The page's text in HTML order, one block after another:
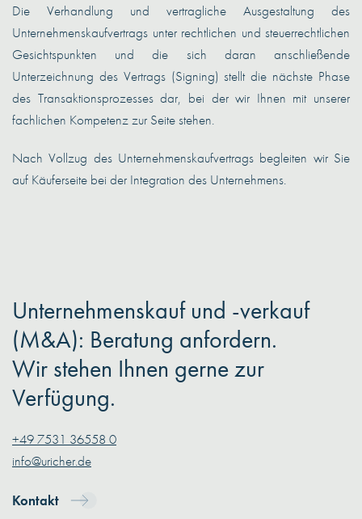
Die Verhandlung und vertragliche Ausgestaltung des
Unternehmenskaufvertrags unter rechtlichen und steuerrechtlichen
Gesichtspunkten und die sich daran anschließende
Unterzeichnung des Vertrags (Signing) stellt die nächste Phase
des Transaktionsprozesses dar, bei der wir Ihnen mit unserer
fachlichen Kompetenz zur Seite stehen.
Nach Vollzug des Unternehmenskaufvertrags begleiten wir Sie
auf Käuferseite bei der Integration des Unternehmens.
Unternehmenskauf und -verkauf
(M&A): Beratung anfordern.
Wir stehen Ihnen gerne zur
Verfügung.
+49 7531 36558 0
info@uricher.de
Kontakt